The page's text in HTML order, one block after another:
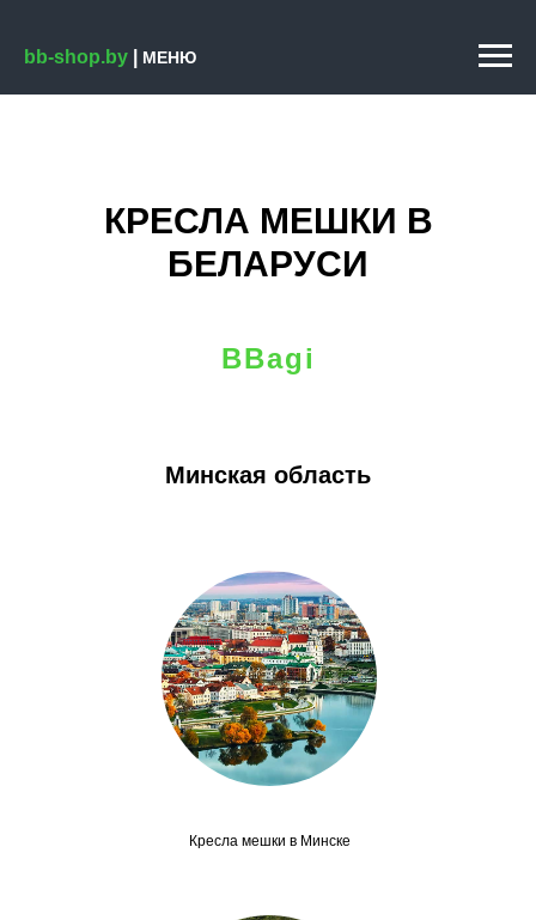
bb-shop.by МЕНЮ
КРЕСЛА МЕШКИ В
БЕЛАРУСИ
BBagi
Минская область
Кресла мешки в Минске